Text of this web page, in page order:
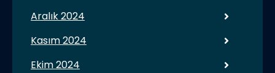
Aralık 2024
Kasım 2024
Ekim 2024